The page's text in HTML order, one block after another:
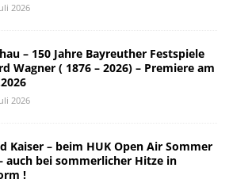
2026
– 150 Jahre Bayreuther Festspiele
Wagner ( 1876 – 2026) – Premiere am
2026
Kaiser – beim HUK Open Air Sommer
auch bei sommerlicher Hitze in
!